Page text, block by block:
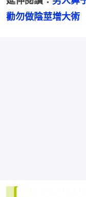
勸勿做陰莖增大術